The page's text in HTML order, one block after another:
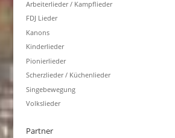
Arbeiterlieder / Kampflieder
FDJ Lieder
Kanons
Kinderlieder
Pionierlieder
Scherzlieder / Küchenlieder
Singebewegung
Volkslieder
Partner